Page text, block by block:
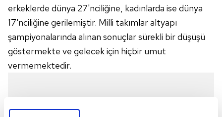
erkeklerde dünya 27'nciliğine, kadınlarda ise dünya
17'nciliğine gerilemiştir. Milli takımlar altyapı
şampiyonalarında alınan sonuçlar sürekli bir düşüşü
göstermekte ve gelecek için hiçbir umut
vermemektedir.